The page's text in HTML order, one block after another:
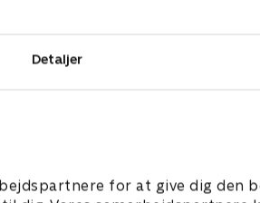
Detaljer
for at give dig den
sammen. Hvem dræbte